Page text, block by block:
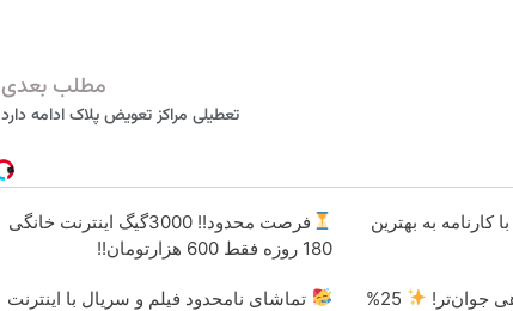
مطلب بعدی
تعطیلی مراکز تعویض پلاک ادامه دارد
کارنامه به بهترین
فرصت محدود!! 3000گیگ اینترنت خانگی
180 روزه فقط 600 هزارتومان!!
جوان‌تر!
25%
تماشای نامحدود فیلم و سریال با اینترنت